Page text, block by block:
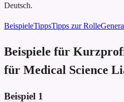
Deutsch.
BeispieleTippsTipps zur Rolle
Beispiele für
für Medical Science
Beispiel 1